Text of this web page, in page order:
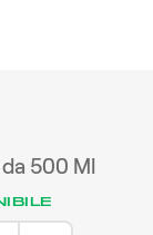
500 Ml